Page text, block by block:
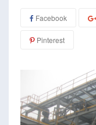
Facebook
Pinterest